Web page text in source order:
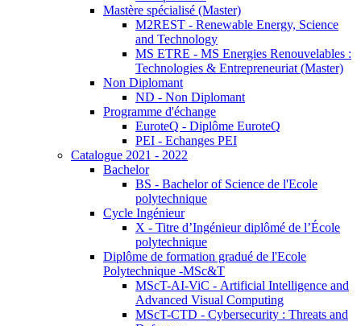
Mastère spécialisé (Master)
M2REST - Renewable Energy, Science
and Technology
MS ETRE - MS Energies Renouvelables :
Technologies & Entrepreneuriat (Master)
Non Diplomant
ND - Non Diplomant
Programme d'échange
EuroteQ - Diplôme EuroteQ
PEI - Echanges PEI
Catalogue 2021 - 2022
Bachelor
BS - Bachelor of Science de l'Ecole
polytechnique
Cycle Ingénieur
X - Titre d’Ingénieur diplômé de l’École
polytechnique
Diplôme de formation gradué de l'Ecole
Polytechnique -MSc&T
MScT-AI-ViC - Artificial Intelligence and
Advanced Visual Computing
MScT-CTD - Cybersecurity : Threats and